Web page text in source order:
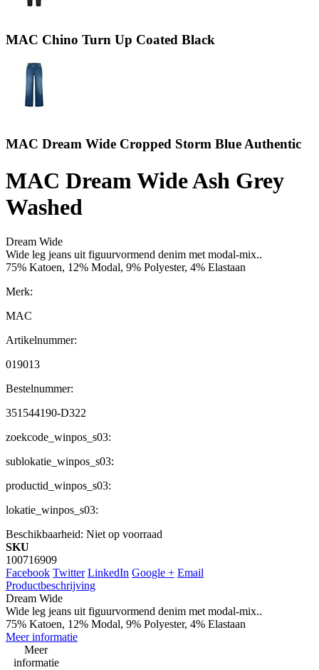
MAC Chino Turn Up Coated Black
MAC Dream Wide Cropped Storm Blue Authentic
MAC Dream Wide Ash Grey
Washed
Dream Wide
Wide leg jeans uit figuurvormend denim met modal-mix..
75% Katoen, 12% Modal, 9% Polyester, 4% Elastaan
Merk:
MAC
Artikelnummer:
019013
Bestelnummer:
351544190-D322
zoekcode_winpos_s03:
sublokatie_winpos_s03:
productid_winpos_s03:
lokatie_winpos_s03:
Beschikbaarheid: Niet op voorraad
SKU
100716909
Facebook Twitter LinkedIn Google + Email
Productbeschrijving
Dream Wide
Wide leg jeans uit figuurvormend denim met modal-mix..
75% Katoen, 12% Modal, 9% Polyester, 4% Elastaan
Meer informatie
Meer
informatie